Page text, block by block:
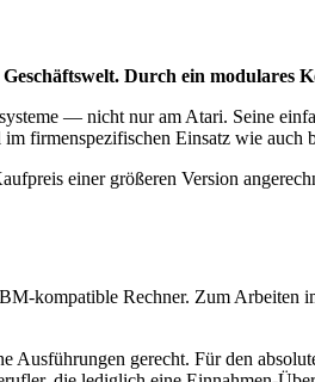
Durch ein modulares
— nicht nur am Atari. Seine
firmenspezifischen Einsatz wie
einer größeren Version
kompatible Rechner. Zum Arbeiten
gerecht. Für den